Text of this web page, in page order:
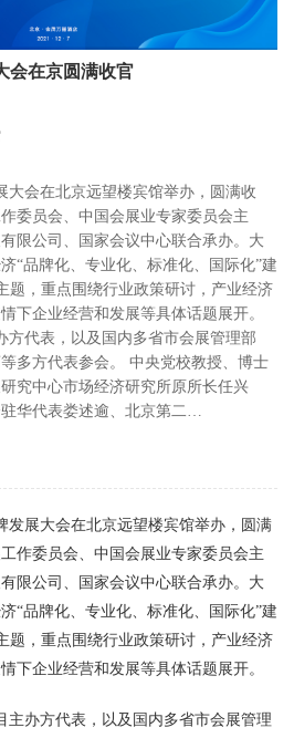
会在京圆满收官
大会在北京远望楼宾馆举办，圆满收
委员会、中国会展业专家委员会主
限公司、国家会议中心联合承办。大
“品牌化、专业化、标准化、国际化”建
题，重点围绕行业政策研讨，产业经济
下企业经营和发展等具体话题展开。
方代表，以及国内多省市会展管理部
多方代表参会。 中央党校教授、博士
究中心市场经济研究所原所长任兴
华代表娄述逾、北京第二…
发展大会在北京远望楼宾馆举办，圆满
作委员会、中国会展业专家委员会主
限公司、国家会议中心联合承办。大
“品牌化、专业化、标准化、国际化”建
题，重点围绕行业政策研讨，产业经济
下企业经营和发展等具体话题展开。
主办方代表，以及国内多省市会展管理